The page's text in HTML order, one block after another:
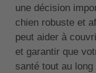
une décision
chien robuste et
peut aider à
et garantir que
santé tout au